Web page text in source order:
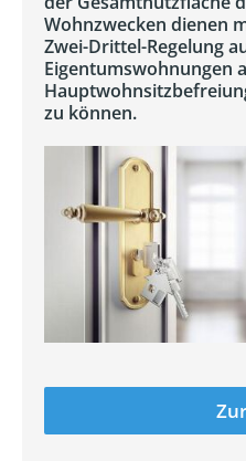
Wohnzwecken dienen
Zwei-Drittel-Regelung
Eigentumswohnungen
zu können.